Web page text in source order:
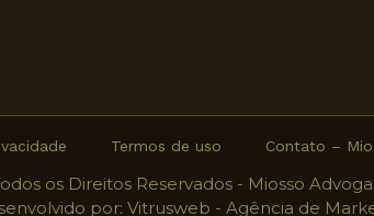
Termos de uso Contato –
os Direitos Reservados - Miosso
por: Vitrusweb - Agência de